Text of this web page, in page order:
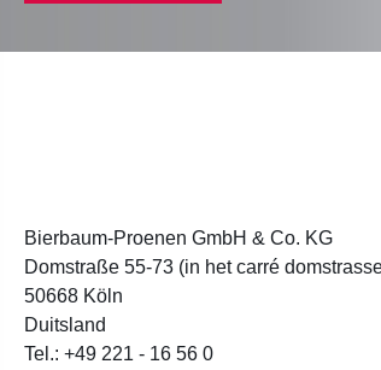
Bierbaum-Proenen GmbH & Co. KG
Domstraße 55-73 (in het carré
50668 Köln
Duitsland
Tel.: +49 221 - 16 56 0